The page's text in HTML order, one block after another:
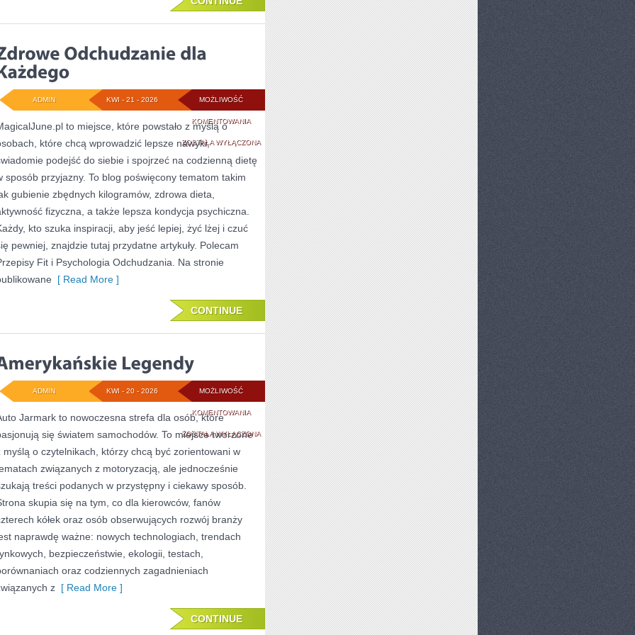
MOŻLIWOŚĆ
KOMENTOWANIAZDROWE
ODCHUDZANIE
DLA
KAŻDEGO
ZOSTAŁA WYŁĄCZONA
KWI - 21 - 2026
ADMIN
to miejsce, które powstało z myślą o
które chcą wprowadzić lepsze nawyki,
podejść do siebie i spojrzeć na codzienną dietę
sposób przyjazny. To blog poświęcony tematom takim
gubienie zbędnych kilogramów, zdrowa dieta,
fizyczna, a także lepsza kondycja psychiczna.
kto szuka inspiracji, aby jeść lepiej, żyć lżej i czuć
pewniej, znajdzie tutaj przydatne artykuły. Polecam
Fit i Psychologia Odchudzania. Na stronie
[ Read More ]
CONTINUE
MOŻLIWOŚĆ
KOMENTOWANIAAMERYKAŃSKIE
LEGENDY
ZOSTAŁA WYŁĄCZONA
KWI - 20 - 2026
ADMIN
Jarmark to nowoczesna strefa dla osób, które
się światem samochodów. To miejsce tworzone
myślą o czytelnikach, którzy chcą być zorientowani w
związanych z motoryzacją, ale jednocześnie
treści podanych w przystępny i ciekawy sposób.
skupia się na tym, co dla kierowców, fanów
kółek oraz osób obserwujących rozwój branży
naprawdę ważne: nowych technologiach, trendach
bezpieczeństwie, ekologii, testach,
oraz codziennych zagadnieniach
z [ Read More ]
CONTINUE